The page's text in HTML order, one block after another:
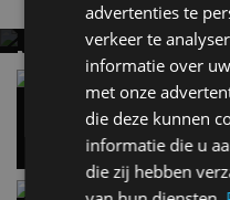
MET KORTING NAAR
AUTORAI REGELT
EV Experience 2026
moet je
28 mei
Gespot:
advertenties te
verkeer te
informatie over
met onze
die deze kunnen
informatie die u
die zij hebben